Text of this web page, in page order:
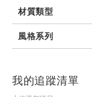
材質類型
風格系列
我的追蹤清單